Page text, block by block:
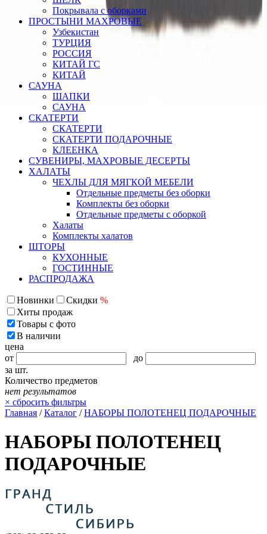
Покрывала с оборками
ПРОСТЫНИ МАХРОВЫЕ
Узбекистан
ТУРЦИЯ
РОССИЯ
КИТАЙ ГС
КИТАЙ
САУНА
ШАПКИ
САУНА
СКАТЕРТИ
СКАТЕРТИ
СКАТЕРТИ ПОДАРОЧНЫЕ
КЛЕЕНКА
СУВЕНИРЫ, МАХРОВЫЕ ДЕСЕРТЫ
ХАЛАТЫ
ЧЕХЛЫ ДЛЯ МЯГКОЙ МЕБЕЛИ
Отдельные предметы без оборки
Комплекты без оборки
Отдельные предметы с оборкой
Халаты
Комплекты халатов
ШТОРЫ
КУХОННЫЕ
ГОСТИННЫЕ
РАСПРОДАЖА
Новинки Скидки %
Хиты продаж
Товары с фото
В наличии
цена
от
до
за шт.
Количество предметов
нет результатов
× сбросить фильтры
Главная /Каталог /НАБОРЫ ПОЛОТЕНЕЦ ПОДАРОЧНЫЕ
НАБОРЫ ПОЛОТЕНЕЦ
ПОДАРОЧНЫЕ